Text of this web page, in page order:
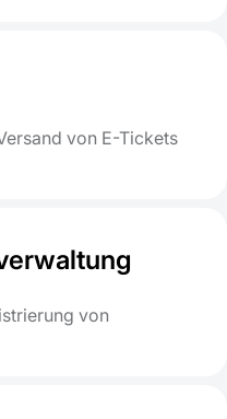
von E-Tickets
von